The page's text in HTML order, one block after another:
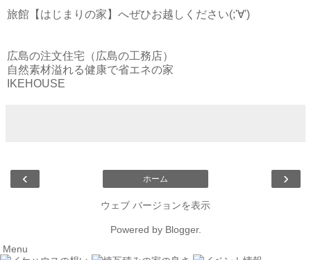
旅館【はじまりの家】へぜひお越しください(;'∀')
広島の注文住宅（広島の工務店）
自然素材溢れる健康で省エネの家
IKEHOUSE
‹ ›
ホーム
ウェブ バージョンを表示
Powered by Blogger.
Menu